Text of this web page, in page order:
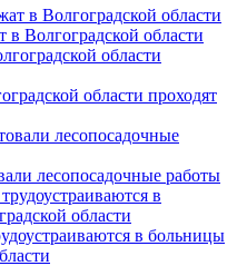
Волгоградской области
области проходят
лесопосадочные работы
в больницы